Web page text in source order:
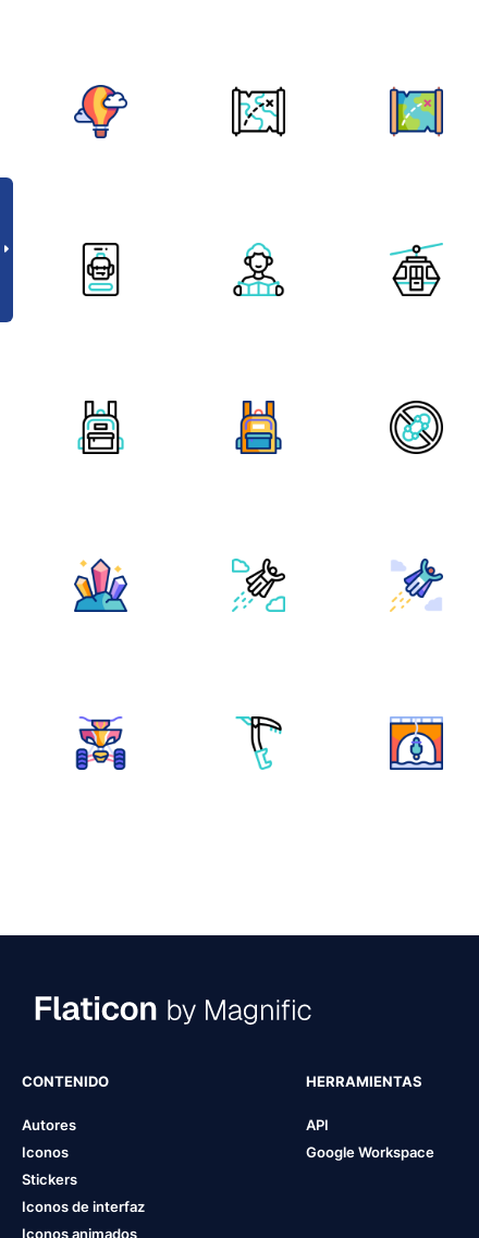
CONTENIDO
Autores
Iconos
Stickers
Iconos de interfaz
Iconos animados
HERRAMIENTAS
API
Google Workspace